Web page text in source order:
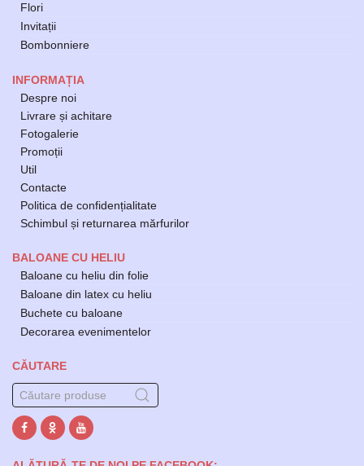
Flori
Invitații
Bombonniere
INFORMAȚIA
Despre noi
Livrare și achitare
Fotogalerie
Promoții
Util
Contacte
Politica de confidențialitate
Schimbul și returnarea mărfurilor
BALOANE CU HELIU
Baloane cu heliu din folie
Baloane din latex cu heliu
Buchete cu baloane
Decorarea evenimentelor
CĂUTARE